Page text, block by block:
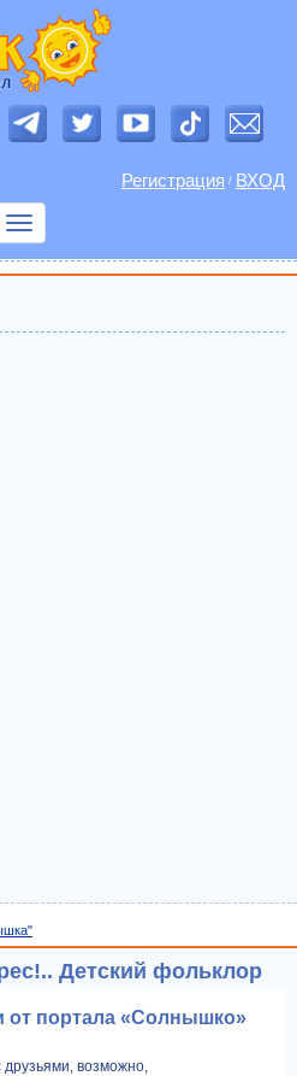
Регистрация / ВХОД
Показать
Детский фольклор
от портала «Солнышко»
друзьями, возможно,